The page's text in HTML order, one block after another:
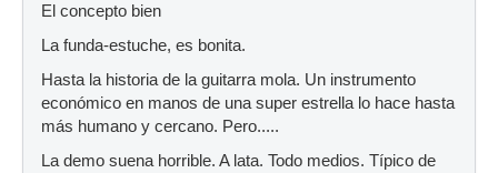
El concepto bien
La funda-estuche, es bonita.
Hasta la historia de la guitarra mola. Un instrumento
económico en manos de una super estrella lo hace hasta
más humano y cercano. Pero.....
La demo suena horrible. A lata. Todo medios. Típico de